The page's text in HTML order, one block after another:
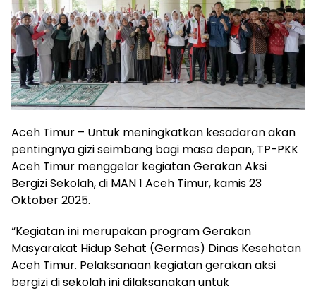
Aceh Timur – Untuk meningkatkan kesadaran akan
pentingnya gizi seimbang bagi masa depan, TP-PKK
Aceh Timur menggelar kegiatan Gerakan Aksi
Bergizi Sekolah, di MAN 1 Aceh Timur, kamis 23
Oktober 2025.
“Kegiatan ini merupakan program Gerakan
Masyarakat Hidup Sehat (Germas) Dinas Kesehatan
Aceh Timur. Pelaksanaan kegiatan gerakan aksi
bergizi di sekolah ini dilaksanakan untuk